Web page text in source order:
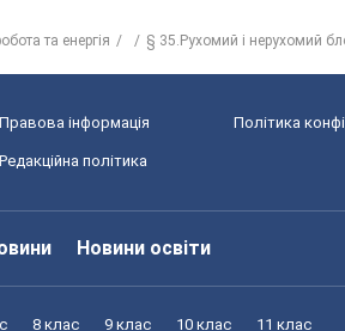
та енергія § 35.Рухомий і нерухомий
Правова інформація Політика
Редакційна політика
Новини освіти
8 клас 9 клас 10 клас 11 клас